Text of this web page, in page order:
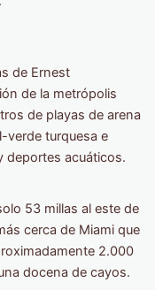
de Ernest
de la metrópolis
de playas de arena
verde turquesa e
deportes acuáticos.
53 millas al este de
cerca de Miami que
2.000
docena de cayos.